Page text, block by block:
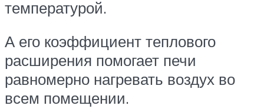
температурой.
А его коэффициент теплового
расширения помогает печи
равномерно нагревать воздух во
всем помещении.